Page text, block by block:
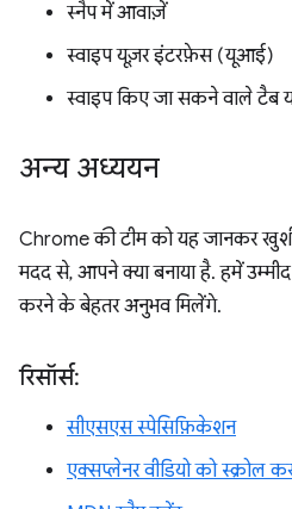
स्नैप में आवाज़ें
स्वाइप यूज़र इंटरफ़ेस (यूआई)
स्वाइप किए जा सकने वाले टैब
अन्य अध्ययन
Chrome की टीम को यह जानकर
मदद से, आपने क्या बनाया है. हमें
करने के बेहतर अनुभव मिलेंगे.
रिसॉर्स:
सीएसएस स्पेसिफ़िकेशन
एक्सप्लेनर वीडियो को स्क्रोल